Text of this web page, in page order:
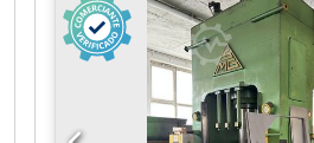
Belastungen: untere
obere Abschwenkplatte: 3.500